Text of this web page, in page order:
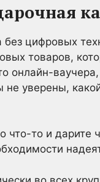
цифровых
товаров,
онлайн-
уверены,
что-то и